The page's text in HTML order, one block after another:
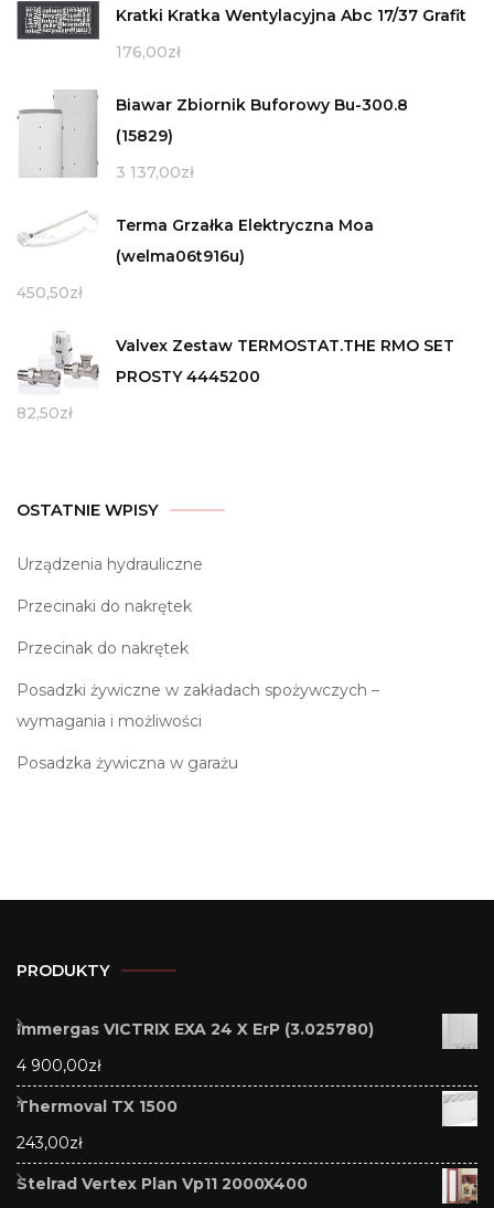
Kratki Kratka Wentylacyjna Abc 17/37 Grafit
176,00zł
Biawar Zbiornik Buforowy Bu-300.8
(15829)
3 137,00zł
Terma Grzałka Elektryczna Moa
(welma06t916u)
450,50zł
Valvex Zestaw TERMOSTAT.THE RMO SET
PROSTY 4445200
82,50zł
OSTATNIE WPISY
Urządzenia hydrauliczne
Przecinaki do nakrętek
Przecinak do nakrętek
Posadzki żywiczne w zakładach spożywczych –
wymagania i możliwości
Posadzka żywiczna w garażu
PRODUKTY
Immergas VICTRIX EXA 24 X ErP (3.025780)
4 900,00zł
Thermoval TX 1500
243,00zł
Stelrad Vertex Plan Vp11 2000X400